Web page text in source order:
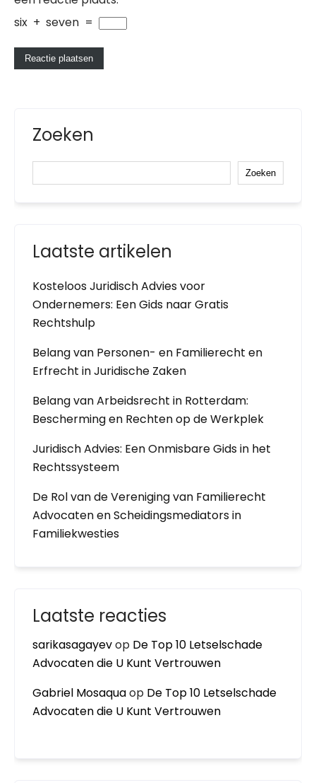
six + seven =
Zoeken
Zoeken
Laatste artikelen
Kosteloos Juridisch Advies voor
Ondernemers: Een Gids naar Gratis
Rechtshulp
Belang van Personen- en Familierecht en
Erfrecht in Juridische Zaken
Belang van Arbeidsrecht in Rotterdam:
Bescherming en Rechten op de Werkplek
Juridisch Advies: Een Onmisbare Gids in het
Rechtssysteem
De Rol van de Vereniging van Familierecht
Advocaten en Scheidingsmediators in
Familiekwesties
Laatste reacties
sarikasagayevop De Top 10 Letselschade
Advocaten die U Kunt Vertrouwen
Gabriel Mosaquaop De Top 10 Letselschade
Advocaten die U Kunt Vertrouwen